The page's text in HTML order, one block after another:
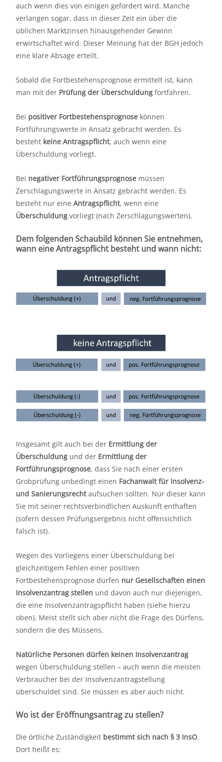
auch wenn dies von einigen gefordert wird. Manche
verlangen sogar, dass in dieser Zeit ein über die
üblichen Marktzinsen hinausgehender Gewinn
erwirtschaftet wird. Dieser Meinung hat der BGH jedoch
eine klare Absage erteilt.
Sobald die Fortbestehensprognose ermittelt ist, kann
man mit der Prüfung der Überschuldung fortfahren.
Bei positiver Fortbestehensprognose können
Fortführungswerte in Ansatz gebracht werden. Es
besteht keine Antragspflicht, auch wenn eine
Überschuldung vorliegt.
Bei negativer Fortführungsprognose müssen
Zerschlagungswerte in Ansatz gebracht werden. Es
besteht nur eine Antragspflicht, wenn eine
Überschuldung vorliegt (nach Zerschlagungswerten).
Dem folgenden Schaubild können Sie entnehmen,
wann eine Antragspflicht besteht und wann nicht:
Insgesamt gilt auch bei der Ermittlung der
Überschuldung und der Ermittlung der
Fortführungsprognose, dass Sie nach einer ersten
Grobprüfung unbedingt einen Fachanwalt für Insolvenz-
und Sanierungsrechtaufsuchen sollten. Nur dieser kann
Sie mit seiner rechtsverbindlichen Auskunft enthaften
(sofern dessen Prüfungsergebnis nicht offensichtlich
falsch ist).
Wegen des Vorliegens einer Überschuldung bei
gleichzeitigem Fehlen einer positiven
Fortbestehensprognose dürfen nur Gesellschaften einen
Insolvenzantrag stellen und davon auch nur diejenigen,
die eine Insolvenzantragspflicht haben (siehe hierzu
oben). Meist stellt sich aber nicht die Frage des Dürfens,
sondern die des Müssens.
Natürliche Personen dürfen keinen Insolvenzantrag
wegen Überschuldung stellen – auch wenn die meisten
Verbraucher bei der Insolvenzantragstellung
überschuldet sind. Sie müssen es aber auch nicht.
Wo ist der Eröffnungsantrag zu stellen?
Die örtliche Zuständigkeit bestimmt sich nach § 3 InsO.
Dort heißt es: